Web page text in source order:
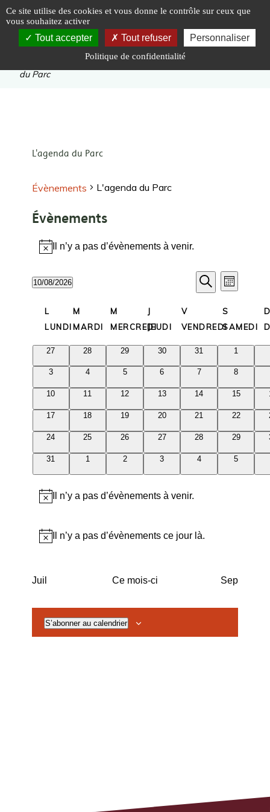
Accueil | Évènements |L'agenda
du Parc
L'agenda du Parc
Évènements L'agenda du Parc
Évènements
Notice
Il n’y a pas d’évènements à venir.
Recherche
et
navigation
de
vues
Évènements
Recherche
de
Mois
10/08/2026
une
date.
Calendrier
de
Évènements
L
LUNDI
M
MARDI
M
MERCREDI
J
JEUDI
V
VENDREDI
S
SAMEDI
0
27
0
28
0
29
0
30
0
31
01
0
3
0
4
0
5
0
6
0
7
0
8
010
011
012
013
014
015
017
018
019
0
20
0
21
0
22
0
24
0
25
0
26
0
27
0
28
0
29
0
31
01
0
2
0
3
0
4
0
5
Notice
Il n’y a pas d’évènements à venir.
Notice
Il n’y a pas d’évènements ce jour là.
Juil Ce mois-ci Sep
S’abonner au calendrier
Panneau de gestion des cookies
Ce site utilise des cookies et vous donne le contrôle sur ceux que
vous souhaitez activer
Tout accepter Tout refuser Personnaliser
Politique de confidentialité